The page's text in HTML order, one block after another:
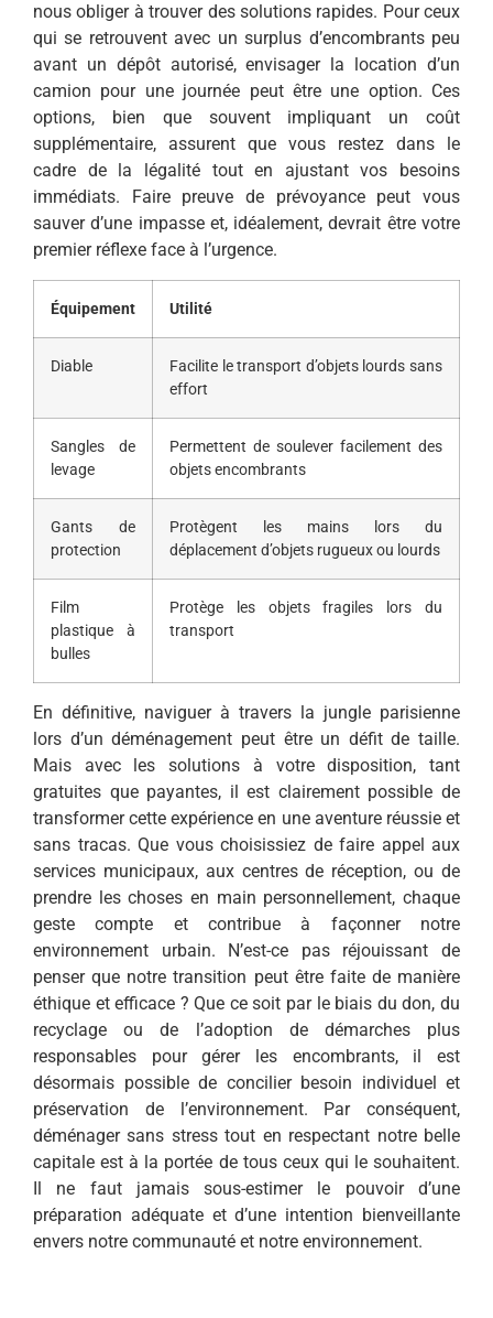
nous obliger à trouver des solutions rapides. Pour ceux
qui se retrouvent avec un surplus d’encombrants peu
avant un dépôt autorisé, envisager la location d’un
camion pour une journée peut être une option. Ces
options, bien que souvent impliquant un coût
supplémentaire, assurent que vous restez dans le
cadre de la légalité tout en ajustant vos besoins
immédiats. Faire preuve de prévoyance peut vous
sauver d’une impasse et, idéalement, devrait être votre
premier réflexe face à l’urgence.
Équipement Utilité
Diable
Facilite le transport d’objets lourds sans
effort
Sangles de
levage
Permettent de soulever facilement des
objets encombrants
Gants de
protection
Protègent les mains lors du
déplacement d’objets rugueux ou lourds
Film
plastique à
bulles
Protège les objets fragiles lors du
transport
En définitive, naviguer à travers la jungle parisienne
lors d’un déménagement peut être un défit de taille.
Mais avec les solutions à votre disposition, tant
gratuites que payantes, il est clairement possible de
transformer cette expérience en une aventure réussie et
sans tracas. Que vous choisissiez de faire appel aux
services municipaux, aux centres de réception, ou de
prendre les choses en main personnellement, chaque
geste compte et contribue à façonner notre
environnement urbain. N’est-ce pas réjouissant de
penser que notre transition peut être faite de manière
éthique et efficace ? Que ce soit par le biais du don, du
recyclage ou de l’adoption de démarches plus
responsables pour gérer les encombrants, il est
désormais possible de concilier besoin individuel et
préservation de l’environnement. Par conséquent,
déménager sans stress tout en respectant notre belle
capitale est à la portée de tous ceux qui le souhaitent.
Il ne faut jamais sous-estimer le pouvoir d’une
préparation adéquate et d’une intention bienveillante
envers notre communauté et notre environnement.